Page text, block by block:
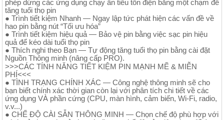
phép dừng các ứng dụng chạy ẩn tiêu tốn điện bằng một chạm để
tăng tuổi thọ pin
● Trình tiết kiệm Nhanh — Ngay lập tức phát hiện các vấn đề về
hao pin bằng nút “Tối ưu hóa”
● Trình tiết kiệm hiệu quả — Bảo vệ pin bằng việc sạc pin hiệu
quả để kéo dài tuổi thọ pin
● Thích nghi theo Bạn — Tự động tăng tuổi thọ pin bằng cài đặt
Nguồn Thông minh (nâng cấp PRO).
>>>CÁC TÍNH NĂNG TIẾT KIỆM PIN MẠNH MẼ & MIỄN
PHÍ<<<
● TÌNH TRẠNG CHÍNH XÁC — Công nghệ thông minh sẽ cho
bạn biết chính xác thời gian còn lại với phân tích chi tiết về các
ứng dụng VÀ phần cứng (CPU, màn hình, cảm biến, Wi-Fi, radio,
v.v...)
● CHẾ ĐỘ CÀI SẴN THÔNG MINH — Chọn chế độ phù hợp với